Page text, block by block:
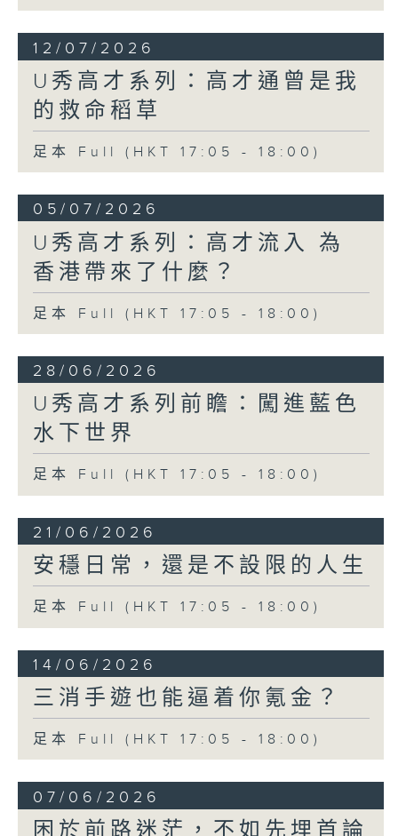
12/07/2026
U秀高才系列：高才通曾是我
的救命稻草
足本 Full (HKT 17:05 - 18:00)
05/07/2026
U秀高才系列：高才流入 為
香港帶來了什麼？
足本 Full (HKT 17:05 - 18:00)
28/06/2026
U秀高才系列前瞻：闖進藍色
水下世界
足本 Full (HKT 17:05 - 18:00)
21/06/2026
安穩日常，還是不設限的人生
足本 Full (HKT 17:05 - 18:00)
14/06/2026
三消手遊也能逼着你氪金？
足本 Full (HKT 17:05 - 18:00)
07/06/2026
困於前路迷茫，不如先埋首論